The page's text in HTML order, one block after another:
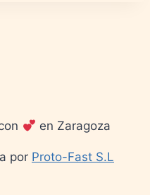
en Zaragoza
por Proto-Fast S.L